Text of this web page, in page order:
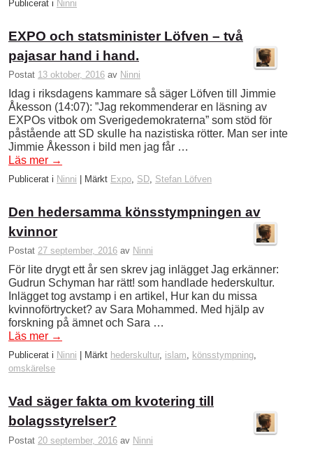
Publicerat i Ninni
EXPO och statsminister Löfven – två
pajasar hand i hand.
Postat 13 oktober, 2016 av Ninni
Idag i riksdagens kammare så säger Löfven till Jimmie
Åkesson (14:07): ”Jag rekommenderar en läsning av
EXPOs vitbok om Sverigedemokraterna” som stöd för
påstående att SD skulle ha nazistiska rötter. Man ser inte
Jimmie Åkesson i bild men jag får …
Läs mer →
Publicerat i Ninni Märkt Expo SD Stefan Löfven
Den hedersamma könsstympningen av
kvinnor
Postat 27 september, 2016 av Ninni
För lite drygt ett år sen skrev jag inlägget Jag erkänner:
Gudrun Schyman har rätt! som handlade hederskultur.
Inlägget tog avstamp i en artikel, Hur kan du missa
kvinnoförtrycket? av Sara Mohammed. Med hjälp av
forskning på ämnet och Sara …
Läs mer →
Publicerat i Ninni Märkt hederskultur, islam, könsstympning,
omskärelse
Vad säger fakta om kvotering till
bolagsstyrelser?
Postat 20 september, 2016 av Ninni